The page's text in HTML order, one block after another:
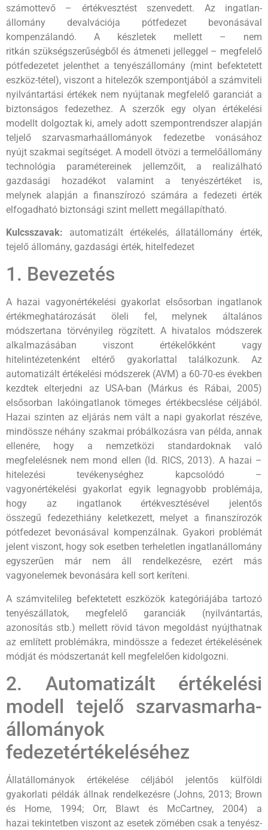
számottevő – értékvesztést szenvedett. Az ingatlan-
állomány devalvációja pótfedezet bevonásával
kompenzálandó. A készletek mellett – nem
ritkán szükségszerűségből és átmeneti jelleggel – megfelelő
pótfedezetet jelenthet a tenyészállomány (mint befektetett
eszköz-tétel), viszont a hitelezők szempontjából a számviteli
nyilvántartási értékek nem nyújtanak megfelelő garanciát a
biztonságos fedezethez. A szerzők egy olyan értékelési
modellt dolgoztak ki, amely adott szempontrendszer alapján
teljelő szarvasmarhaállományok fedezetbe vonásához
nyújt szakmai segítséget. A modell ötvözi a termelőállomány
technológia paramétereinek jellemzőit, a realizálható
gazdasági hozadékot valamint a tenyészértéket is,
melynek alapján a finanszírozó számára a fedezeti érték
elfogadható biztonsági szint mellett megállapítható.
Kulcsszavak: automatizált értékelés, állatállomány érték,
tejelő állomány, gazdasági érték, hitelfedezet
1. Bevezetés
A hazai vagyonértékelési gyakorlat elsősorban ingatlanok
értékmeghatározását öleli fel, melynek általános
módszertana törvényileg rögzített. A hivatalos módszerek
alkalmazásában viszont értékelőkként vagy
hitelintézetenként eltérő gyakorlattal találkozunk. Az
automatizált értékelési módszerek (AVM) a 60-70-es években
kezdtek elterjedni az USA-ban (Márkus és Rábai, 2005)
elsősorban lakóingatlanok tömeges értékbecslése céljából.
Hazai szinten az eljárás nem vált a napi gyakorlat részéve,
mindössze néhány szakmai próbálkozásra van példa, annak
ellenére, hogy a nemzetközi standardoknak való
megfelelésnek nem mond ellen (ld. RICS, 2013). A hazai –
hitelezési tevékenységhez kapcsolódó –
vagyonértékelési gyakorlat egyik legnagyobb problémája,
hogy az ingatlanok értékvesztésével jelentős
összegű fedezethiány keletkezett, melyet a finanszírozók
pótfedezet bevonásával kompenzálnak. Gyakori problémát
jelent viszont, hogy sok esetben terheletlen ingatlanállomány
egyszerűen már nem áll rendelkezésre, ezért más
vagyonelemek bevonására kell sort keríteni.
A számvitelileg befektetett eszközök kategóriájába tartozó
tenyészállatok, megfelelő garanciák (nyilvántartás,
azonosítás stb.) mellett rövid távon megoldást nyújthatnak
az említett problémákra, mindössze a fedezet értékelésének
módját és módszertanát kell megfelelően kidolgozni.
2. Automatizált értékelési
modell tejelő szarvasmarha-
állományok
fedezetértékeléséhez
Állatállományok értékelése céljából jelentős külföldi
gyakorlati példák állnak rendelkezésre (Johns, 2013; Brown
és Home, 1994; Orr, Blawt és McCartney, 2004) a
hazai tekintetben viszont az esetek zömében csak a tenyész-